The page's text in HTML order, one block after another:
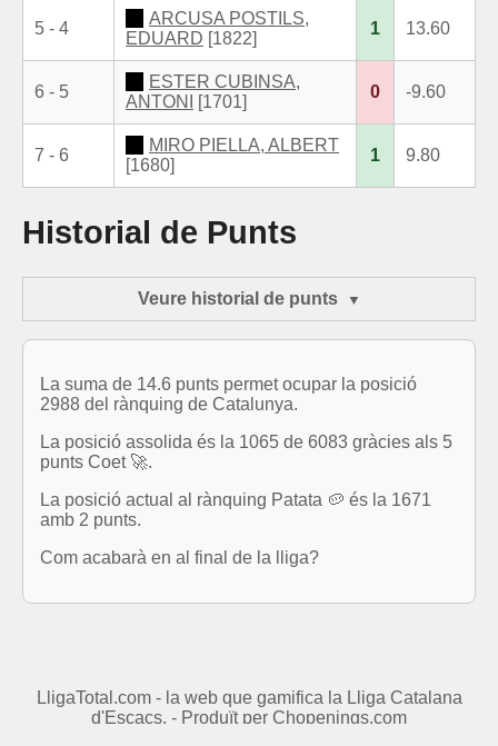
5 - 4
ARCUSA POSTILS,
EDUARD [1822]
1 13.60
6 - 5
ESTER CUBINSA,
ANTONI
[1701]
0 -9.60
7 - 6
MIRO PIELLA, ALBERT
[1680]
1 9.80
Historial de Punts
Veure historial de punts
La suma de 14.6 punts permet ocupar la posició
2988 del rànquing de Catalunya.
La posició assolida és la 1065 de 6083 gràcies als 5
punts Coet 🚀.
La posició actual al rànquing Patata 🥔 és la 1671
amb 2 punts.
Com acabarà en al final de la lliga?
LligaTotal.com - la web que gamifica la Lliga Catalana
d'Escacs. - Produït per Chopenings.com